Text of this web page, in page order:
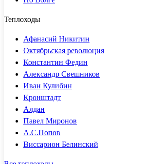
Теплоходы
Афанасий Никитин
Октябрьская революция
Константин Федин
Александр Свешников
Иван Кулибин
Кронштадт
Алдан
Павел Миронов
А.С.Попов
Виссарион Белинский